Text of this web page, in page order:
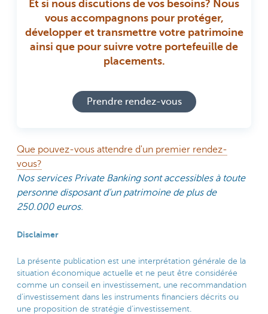
Et si nous discutions de vos besoins? Nous
vous accompagnons pour protéger,
développer et transmettre votre patrimoine
ainsi que pour suivre votre portefeuille de
placements.
Prendre rendez-vous
Que pouvez-vous attendre d'un premier rendez-
vous?
Nos services Private Banking sont accessibles à toute
personne disposant d’un patrimoine de plus de
250.000 euros.
Disclaimer
La présente publication est une interprétation générale de la
situation économique actuelle et ne peut être considérée
comme un conseil en investissement, une recommandation
d’investissement dans les instruments financiers décrits ou
une proposition de stratégie d’investissement.